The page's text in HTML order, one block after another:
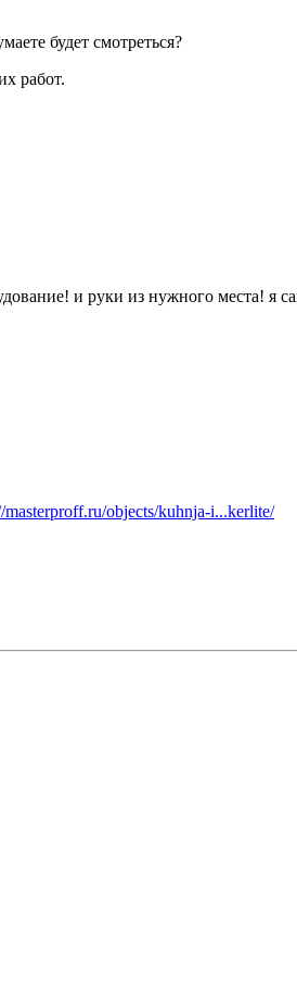
будет смотреться?
работ.
и руки из нужного места! я
masterproff.ru/objects/kuhnja-i...kerlite/